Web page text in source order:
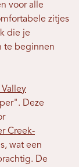
voor alle
zitjes
die je
te beginnen
Deze
Creek-
wat een
De